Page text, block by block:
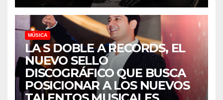
MÚSICA
LA S DOBLE A RECORDS, EL
NUEVO SELLO
DISCOGRÁFICO QUE BUSCA
POSICIONAR A LOS NUEVOS